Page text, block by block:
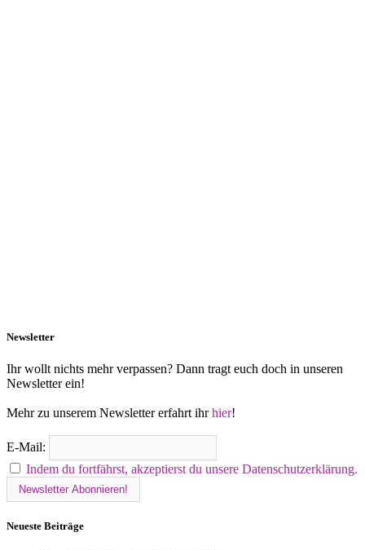
Newsletter
Ihr wollt nichts mehr verpassen? Dann tragt euch doch in unseren
Newsletter ein!
Mehr zu unserem Newsletter erfahrt ihrhier!
E-Mail:
Indem du fortfährst, akzeptierst du unsere Datenschutzerklärung.
Neueste Beiträge